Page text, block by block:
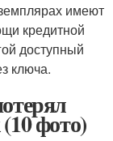
имеют
кредитной
доступный
ключа.
фото)